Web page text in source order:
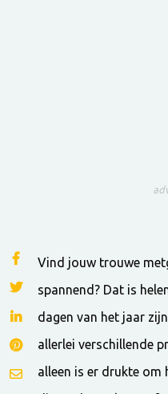
Vind jouw trouwe
spannend? Dat is
dagen van het jaar
allerlei verschillende
alleen is er drukte om